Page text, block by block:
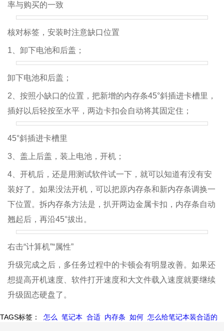
率与购买的一致
核对标签，安装时注意缺口位置
1、卸下电池和后盖；
卸下电池和后盖；
2、按照小缺口的位置，把新增的内存条45°斜插进卡槽里，
插好以后轻按至水平，两边卡扣会自动将其固定住；
45°斜插进卡槽里
3、盖上后盖，装上电池，开机；
4、开机后，还是用测试软件试一下，就可以知道有没有安
装好了。如果没法开机，可以把原内存条和新内存条调换一
下位置。拆内存条方法是，扒开两边金属卡扣，内存条自动
翘起后，再沿45°拔出。
右击“计算机”“属性”
升级完成之后，多任务过程中的卡顿会有明显改善。如果还
想提高开机速度、软件打开速度和大文件载入速度就要继续
升级固态硬盘了。
TAGS标签： 怎么 笔记本 合适 内存条 如何 怎么给笔记本装合适的